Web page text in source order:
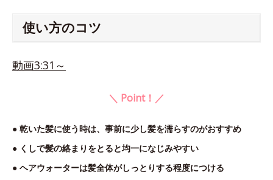
使い方のコツ
動画3:31～
＼ Point！／
● 乾いた髪に使う時は、事前に少し髪を濡らすのがおすすめ
● くしで髪の絡まりをとると均一になじみやすい
● ヘアウォーターは髪全体がしっとりする程度につける